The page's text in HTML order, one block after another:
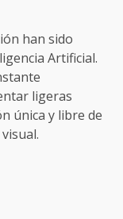
han sido
Artificial.
ligeras
única y libre de